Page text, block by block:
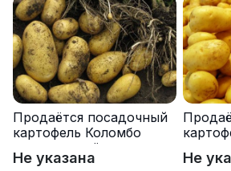
Продаётся посадочный
картофель Коломбо
оптом от трёх тонн
Не указана Не